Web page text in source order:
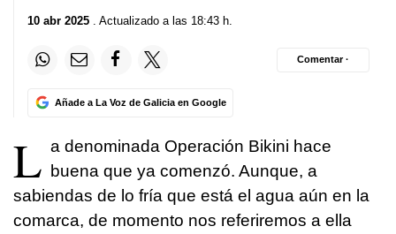
10 abr 2025 . Actualizado a las 18:43 h.
Añade a La Voz de Galicia en Google
Comentar ·
L a denominada Operación Bikini hace
buena que ya comenzó. Aunque, a
sabiendas de lo fría que está el agua aún en la
comarca, de momento nos referiremos a ella